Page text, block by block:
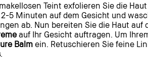
Teint exfolieren Sie die
5 Minuten auf dem Gesicht und
ab. Nun bereiten Sie die Haut auf
auf Ihr Gesicht auftragen. Um
Balm ein. Retuschieren Sie feine
.